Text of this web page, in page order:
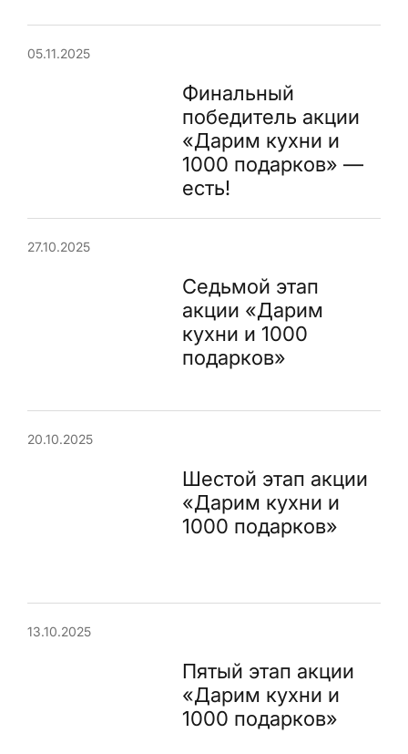
05.11.2025
Финальный
победитель акции
«Дарим кухни и
1000 подарков» —
есть!
27.10.2025
Седьмой этап
акции «Дарим
кухни и 1000
подарков»
20.10.2025
Шестой этап акции
«Дарим кухни и
1000 подарков»
13.10.2025
Пятый этап акции
«Дарим кухни и
1000 подарков»